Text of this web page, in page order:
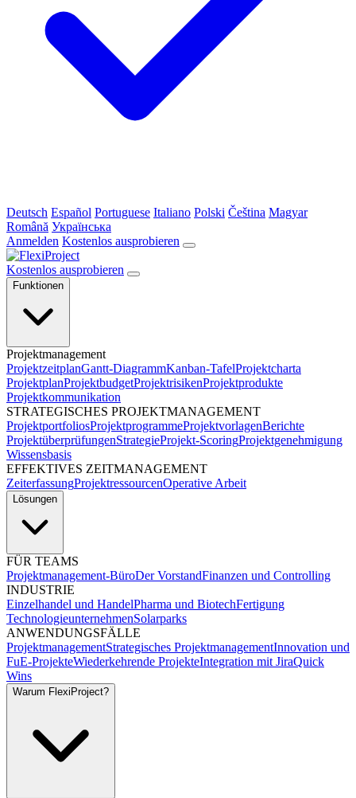
Deutsch Español Portuguese Italiano Polski Čeština Magyar
Română Українська
Anmelden Kostenlos ausprobieren
Kostenlos ausprobieren
Funktionen
Projektmanagement
ProjektzeitplanGantt-DiagrammKanban-TafelProjektcharta
ProjektplanProjektbudgetProjektrisikenProjektprodukte
Projektkommunikation
STRATEGISCHES PROJEKTMANAGEMENT
ProjektportfoliosProjektprogrammeProjektvorlagenBerichte
ProjektüberprüfungenStrategieProjekt-ScoringProjektgenehmigung
Wissensbasis
EFFEKTIVES ZEITMANAGEMENT
ZeiterfassungProjektressourcenOperative Arbeit
Lösungen
FÜR TEAMS
Projektmanagement-BüroDer VorstandFinanzen und Controlling
INDUSTRIE
Einzelhandel und HandelPharma und BiotechFertigung
TechnologieunternehmenSolarparks
ANWENDUNGSFÄLLE
ProjektmanagementStrategisches ProjektmanagementInnovation und
FuE-ProjekteWiederkehrende ProjekteIntegration mit JiraQuick
Wins
Warum FlexiProject?